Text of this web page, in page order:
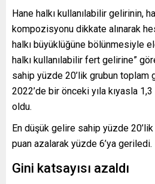
Hane halkı kullanılabilir gelirinin,
kompozisyonu dikkate alınarak
halkı büyüklüğüne bölünmesiyle
halkı kullanılabilir fert gelirine”
sahip yüzde 20’lik grubun toplam
2022’de bir önceki yıla kıyasla
oldu.
En düşük gelire sahip yüzde 20’lik
puan azalarak yüzde 6’ya geriledi.
Gini katsayısı azaldı